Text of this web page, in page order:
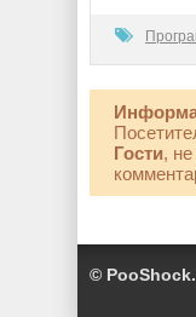
Гости,
©